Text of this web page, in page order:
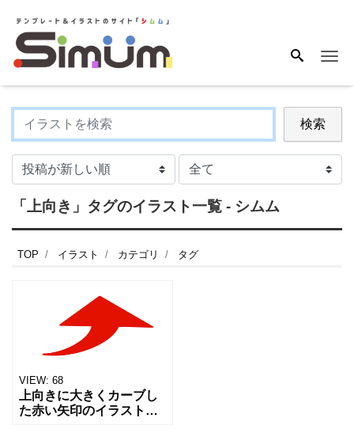
検索
「上向き」タグのイラスト一覧 - シムム
TOP イラスト カテゴリ タグ
VIEW: 68
上向きに大きくカーブし
た赤い矢印のイラストで